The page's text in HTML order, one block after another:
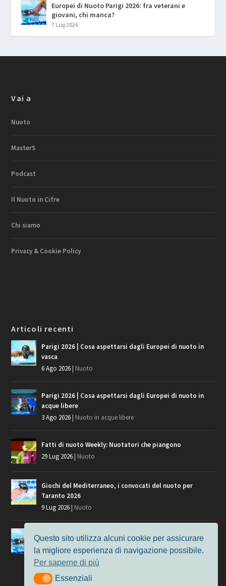
Europei di Nuoto Parigi 2026: fra veterani e
giovani, chi manca?
7 Lug 2026
Vai a
Nuoto
MasterS
Podcast
Il Nuoto in Cifre
Chi siamo
Privacy & Cookie Policy
Articoli recenti
Parigi 2026 | Cosa aspettarsi dagli Europei di nuoto in
vasca
6 Ago 2026| Nuoto
Parigi 2026 | Cosa aspettarsi dagli Europei di nuoto in
acque libere
3 Ago 2026| Nuoto in acque libere
Fatti di nuoto Weekly: Nuotatori che piangono
29 Lug 2026| Nuoto
Giochi del Mediterraneo, i convocati del nuoto per
Taranto 2026
9 Lug 2026| Nuoto
Europei di Nuoto Parigi 2026: fra veterani e giovani, chi
7 Lug 2026
Nuoto
Questo sito utilizza alcuni cookie per assicurare
la migliore esperienza di navigazione possibile.
Per saperne di più
EssenzialiEssenziali